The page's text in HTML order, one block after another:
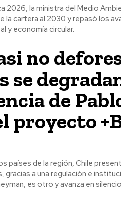
2026, la ministra del Medio
la cartera al 2030 y repasó los
y economía circular.
no
se
de
proyecto
países de la región, Chile
gracias a una regulación e
es otro y avanza en